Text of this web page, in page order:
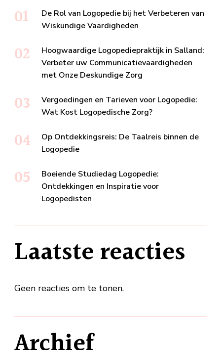
De Rol van Logopedie bij het Verbeteren van
Wiskundige Vaardigheden
Hoogwaardige Logopediepraktijk in Salland:
Verbeter uw Communicatievaardigheden
met Onze Deskundige Zorg
Vergoedingen en Tarieven voor Logopedie:
Wat Kost Logopedische Zorg?
Op Ontdekkingsreis: De Taalreis binnen de
Logopedie
Boeiende Studiedag Logopedie:
Ontdekkingen en Inspiratie voor
Logopedisten
Laatste reacties
Geen reacties om te tonen.